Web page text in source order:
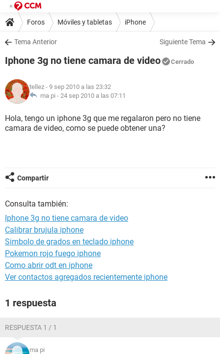
Foros Móviles y tabletas iPhone
Tema Anterior Siguiente Tema
Iphone 3g no tiene camara de video Cerrado
tellez - 9 sep 2010 a las 23:32
ma pi - 24 sep 2010 a las 07:11
Hola, tengo un iphone 3g que me regalaron pero no tiene
camara de video, como se puede obtener una?
Compartir
Consulta también:
Iphone 3g no tiene camara de video
Calibrar brujula iphone
Simbolo de grados en teclado iphone
Pokemon rojo fuego iphone
Como abrir odt en iphone
Ver contactos agregados recientemente iphone
1 respuesta
RESPUESTA 1 / 1
ma pi